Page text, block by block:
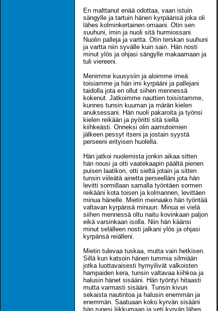
En malttanut enää odottaa, vaan istuin
sängylle ja tartuin hänen kyrpäänsä joka oli
lähes kolminkertainen omaani. Otin sen
suuhuni, imin ja nuoli sitä hurmiossani.
Nuolin palleja ja vartta. Otin terskan suuhuni
ja vartta niin syvälle kuin sain. Hän nosti
minut ylös ja ohjasi sängylle makaamaan ja
tuli viereeni.
Menimme kuusysiin ja aloimme imeä
toisiamme ja hän imi kyrpääni ja pallejani
taidolla jota en ollut siihen mennessä
kokenut. Jatkoimme nauttien toisistamme,
kunnes tunsin kuuman ja märän kielen
anuksessani. Hän nuoli pakaroita ja työnsi
kielen reikään ja pyöritti sitä siellä
kiihkeästi. Onneksi olin aamutoimien
jälkeen pessyt itseni ja jostain syystä
perseeni erityisen huolella.
Hän jatkoi nuolemista jonkin aikaa sitten
hän nousi ja otti vaatekaapin päältä pienen
puisen laatikon, otti sieltä jotain ja sitten
tunsin viileätä ainetta perseelläni jota hän
levitti sormillaan samalla työntäen sormen
reikääni kota toisen ja kolmannen, levittäen
minua hänelle. Mietin meinaako hän työntää
valtavan kyrpänsä minuun. Minua ei vielä
siihen mennessä oltu naitu kovinkaan paljon
eikä varsinkaan isolla. Niin hän käänsi
minut selälleen nosti jalkani ylös ja ohjasi
kyrpänsä reiälleni.
Mietin tulevaa tuskaa, mutta vain hetkisen.
Sillä kun katsoin hänen tummia silmiään
jotka luottavaisesti hymyilivät valkoisten
hampaiden kera, tunsin valtavaa kiihkoa ja
halusin hänet sisääni. Hän työntyi hitaasti
mutta varmasti sisääni. Tunsin kivun
sekaista nautintoa ja halusin enemmän ja
enemmän. Saatuaan koko kyrvän sisääni
hän rupesi liikkumaan ja veti kyrvän lähes